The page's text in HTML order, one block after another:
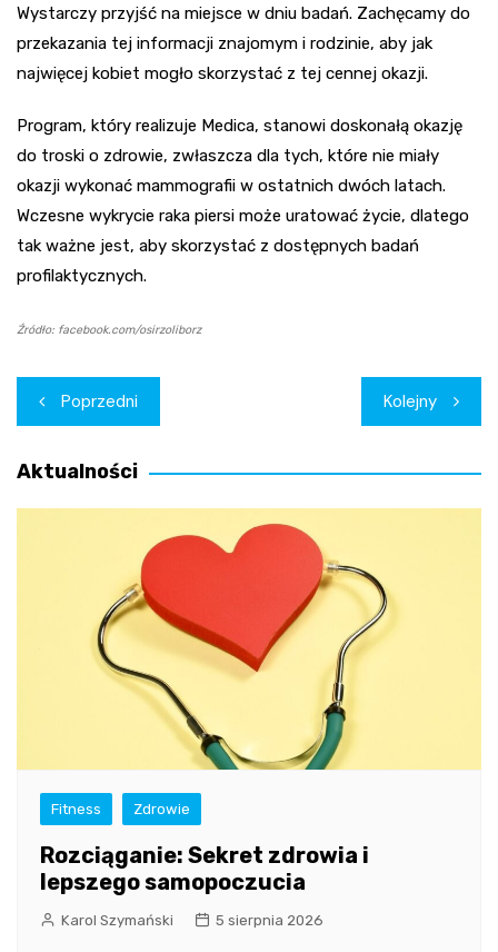
Wystarczy przyjść na miejsce w dniu badań. Zachęcamy do
przekazania tej informacji znajomym i rodzinie, aby jak
najwięcej kobiet mogło skorzystać z tej cennej okazji.
Program, który realizuje Medica, stanowi doskonałą okazję
do troski o zdrowie, zwłaszcza dla tych, które nie miały
okazji wykonać mammografii w ostatnich dwóch latach.
Wczesne wykrycie raka piersi może uratować życie, dlatego
tak ważne jest, aby skorzystać z dostępnych badań
profilaktycznych.
Źródło: facebook.com/osirzoliborz
Nawigacja
wpisu
Poprzedni Kolejny
Aktualności
Fitness Zdrowie
Rozciąganie: Sekret zdrowia i
lepszego samopoczucia
Karol Szymański 5 sierpnia 2026